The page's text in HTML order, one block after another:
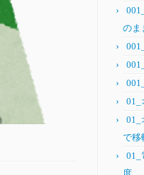
のま
01_
01_
で移
01_